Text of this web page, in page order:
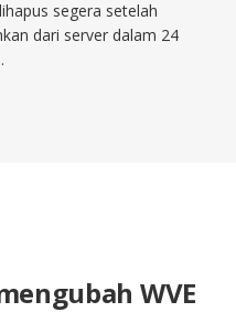
segera setelah
dari server dalam 24
WVE